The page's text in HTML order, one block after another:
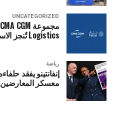
UNCATEGORIZED
Logistics تُنجز الاستحواذ على مجموعة فتّال
رياضة
إنفانتينو يفقد
معسكر المعارضين